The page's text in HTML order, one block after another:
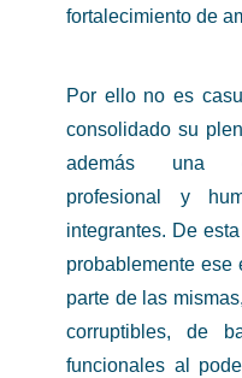
fortalecimiento de
Por ello no es
consolidado su
además una
profesional y
integrantes. De
probablemente ese
parte de las
corruptibles, de
funcionales al